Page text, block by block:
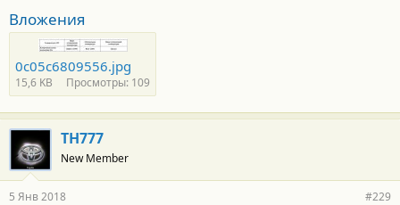
Вложения
0c05c6809556.jpg
15,6 KB Просмотры: 109
TH777
New Member
5 Янв 2018 #229